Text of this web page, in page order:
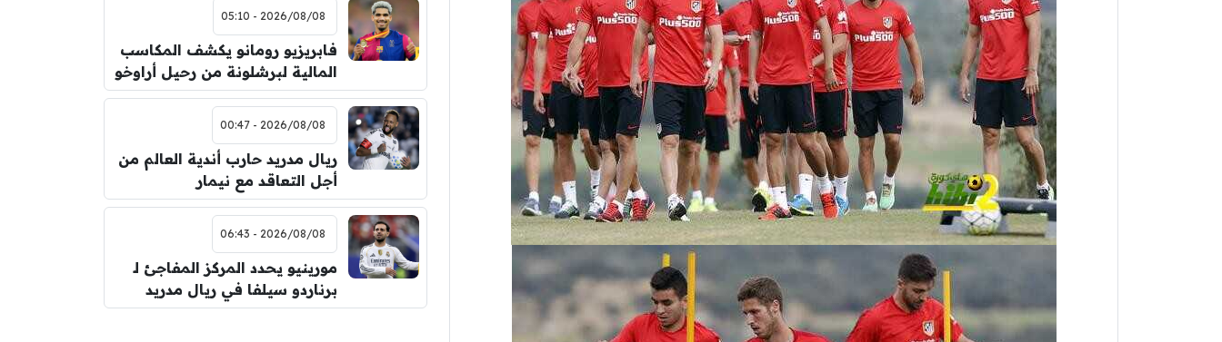
2026/08/08 - 05:10
فابريزيو رومانو يكشف المكاسب
المالية لبرشلونة من رحيل أراوخو
2026/08/08 - 00:47
ريال مدريد حارب أندية العالم من
أجل التعاقد مع نيمار
2026/08/08 - 06:43
مورينيو يحدد المركز المفاجئ لـ
برناردو سيلفا في ريال مدريد